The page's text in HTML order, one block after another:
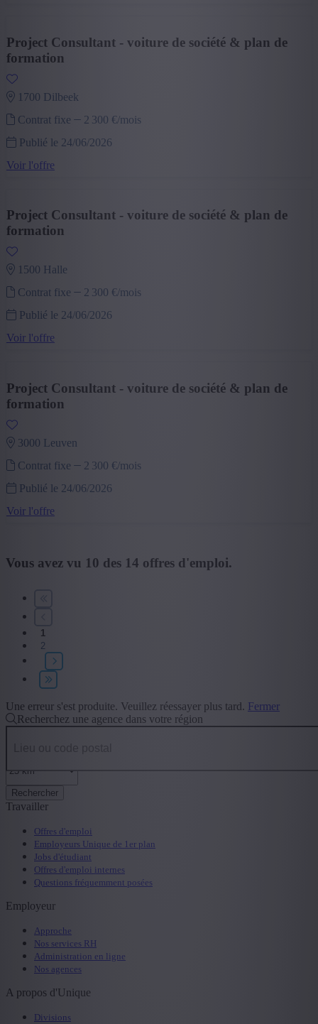
Project Consultant - voiture de société & plan de
formation
1700 dilbeek
Contrat fixe
2 300 €/mois
Publié le 24/06/2026
Voir l'offre
Project Consultant - voiture de société & plan de
formation
1500 halle
Contrat fixe
2 300 €/mois
Publié le 24/06/2026
Voir l'offre
Project Consultant - voiture de société & plan de
formation
3000 leuven
Contrat fixe
2 300 €/mois
Publié le 24/06/2026
Voir l'offre
Vous avez vu 10 des 14 offres d'emploi.
1
2
Une erreur s'est produite. Veuillez réessayer plus tard. Fermer
Recherchez une agence dans votre région
Rechercher
Travailler
Offres d'emploi
Employeurs Unique de 1er plan
Jobs d'étudiant
Offres d'emploi internes
Questions fréquemment posées
Employeur
Approche
Nos services RH
Administration en ligne
Nos agences
A propos d'Unique
Divisions